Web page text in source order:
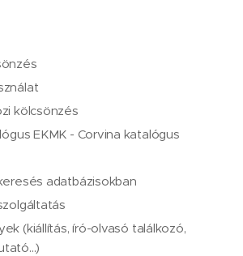
kölcsönzés
EKMK - Corvina katalógus
adatbázisokban
(kiállítás, író-olvasó találkozó,